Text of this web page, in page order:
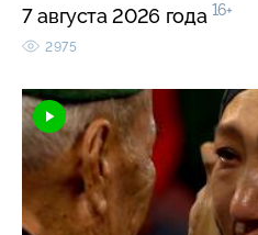
7 августа 2026 года 16+
2975